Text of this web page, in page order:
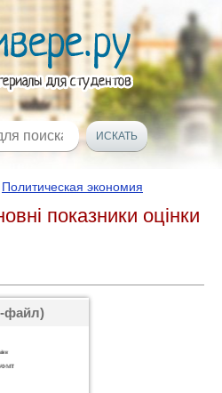
Политическая экономия
показники оцінки
файл)